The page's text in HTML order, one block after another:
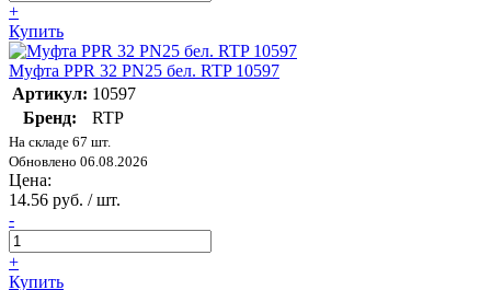
+
Купить
Муфта PPR 32 PN25 бел. RTP 10597
Артикул: 10597
Бренд:
RTP
На складе 67 шт.
Обновлено 06.08.2026
Цена:
14.56 руб. / шт.
-
+
Купить